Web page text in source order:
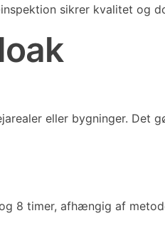
sikrer kvalitet og
eller bygninger. Det
8 timer, afhængig af